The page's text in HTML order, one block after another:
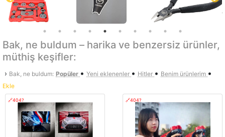
Bak, ne buldum – harika ve benzersiz ürünler,
müthiş keşifler:
› Bak, ne buldum: Popüler • Yeni eklenenler • Hitler • Benim ürünlerim •
Ekle
🔗404? 🔗404?